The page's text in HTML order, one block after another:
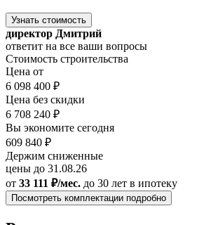
Узнать стоимость
директор Дмитрий
ответит на все ваши вопросы
Стоимость строительства
Цена от
6 098 400 ₽
Цена без скидки
6 708 240 ₽
Вы экономите сегодня
609 840 ₽
Держим сниженные
цены до 31.08.26
от 33 111 ₽/мес. до 30 лет в ипотеку
Посмотреть комплектации подробно